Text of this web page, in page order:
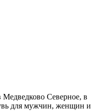
Северное, в
для мужчин, женщин и